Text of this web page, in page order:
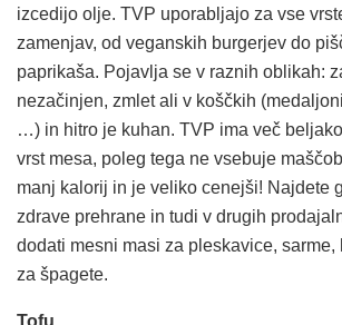
izcedijo olje. TVP uporabljajo za vse
zamenjav, od veganskih burgerjev do
paprikaša. Pojavlja se v raznih oblikah:
nezačinjen, zmlet ali v koščkih
…) in hitro je kuhan. TVP ima več
vrst mesa, poleg tega ne vsebuje
manj kalorij in je veliko cenejši! Najdete
zdrave prehrane in tudi v drugih
dodati mesni masi za pleskavice, sarme,
za špagete.
Tofu